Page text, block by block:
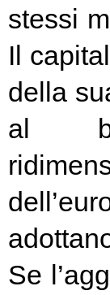
stessi
Il
della
al
Se